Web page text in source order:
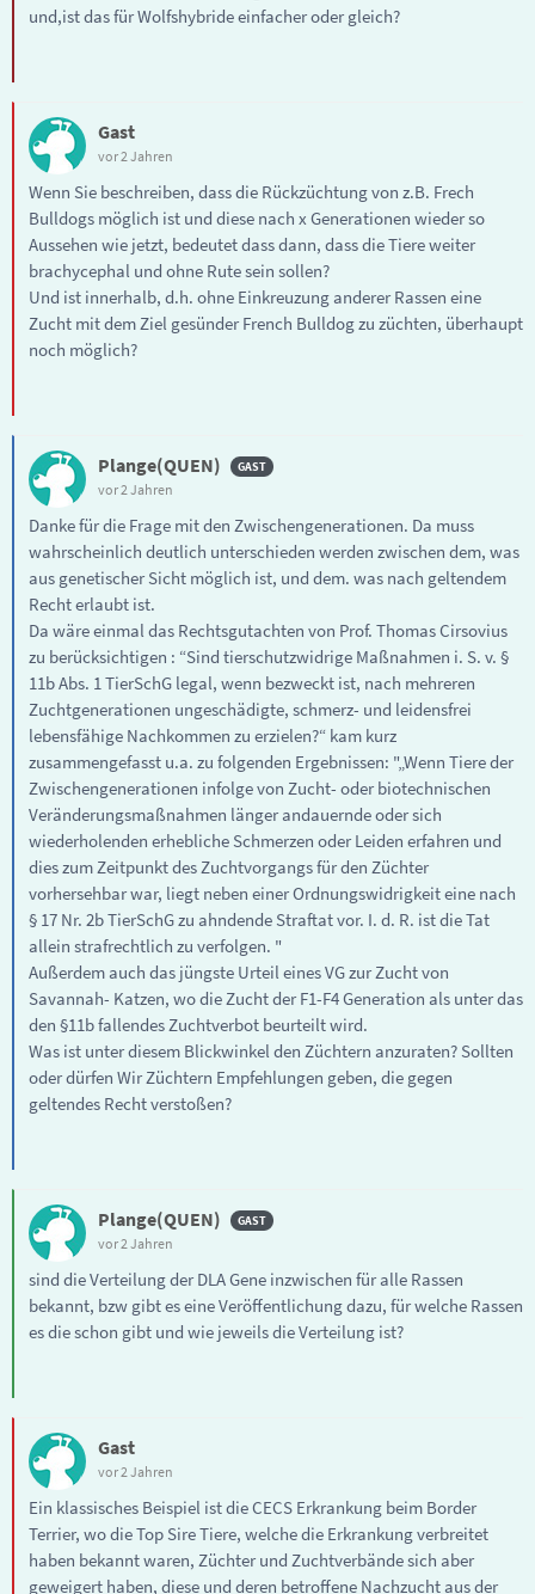
und,ist das für Wolfshybride einfacher oder gleich?
Gast
vor 2 Jahren
Wenn Sie beschreiben, dass die Rückzüchtung von z.B. Frech
Bulldogs möglich ist und diese nach x Generationen wieder so
Aussehen wie jetzt, bedeutet dass dann, dass die Tiere weiter
brachycephal und ohne Rute sein sollen?
Und ist innerhalb, d.h. ohne Einkreuzung anderer Rassen eine
Zucht mit dem Ziel gesünder French Bulldog zu züchten, überhaupt
noch möglich?
Plange(QUEN)
vor 2 Jahren
Danke für die Frage mit den Zwischengenerationen. Da muss
wahrscheinlich deutlich unterschieden werden zwischen dem, was
aus genetischer Sicht möglich ist, und dem. was nach geltendem
Recht erlaubt ist.
Da wäre einmal das Rechtsgutachten von Prof. Thomas Cirsovius
zu berücksichtigen : “Sind tierschutzwidrige Maßnahmen i. S. v. §
11b Abs. 1 TierSchG legal, wenn bezweckt ist, nach mehreren
Zuchtgenerationen ungeschädigte, schmerz- und leidensfrei
lebensfähige Nachkommen zu erzielen?“ kam kurz
zusammengefasst u.a. zu folgenden Ergebnissen: "„Wenn Tiere der
Zwischengenerationen infolge von Zucht- oder biotechnischen
Veränderungsmaßnahmen länger andauernde oder sich
wiederholenden erhebliche Schmerzen oder Leiden erfahren und
dies zum Zeitpunkt des Zuchtvorgangs für den Züchter
vorhersehbar war, liegt neben einer Ordnungswidrigkeit eine nach
§ 17 Nr. 2b TierSchG zu ahndende Straftat vor. I. d. R. ist die Tat
allein strafrechtlich zu verfolgen. "
Außerdem auch das jüngste Urteil eines VG zur Zucht von
Savannah- Katzen, wo die Zucht der F1-F4 Generation als unter das
den §11b fallendes Zuchtverbot beurteilt wird.
Was ist unter diesem Blickwinkel den Züchtern anzuraten? Sollten
oder dürfen Wir Züchtern Empfehlungen geben, die gegen
geltendes Recht verstoßen?
Plange(QUEN)
vor 2 Jahren
sind die Verteilung der DLA Gene inzwischen für alle Rassen
bekannt, bzw gibt es eine Veröffentlichung dazu, für welche Rassen
es die schon gibt und wie jeweils die Verteilung ist?
Gast
vor 2 Jahren
Ein klassisches Beispiel ist die CECS Erkrankung beim Border
Terrier, wo die Top Sire Tiere, welche die Erkrankung verbreitet
haben bekannt waren, Züchter und Zuchtverbände sich aber
geweigert haben, diese und deren betroffene Nachzucht aus der